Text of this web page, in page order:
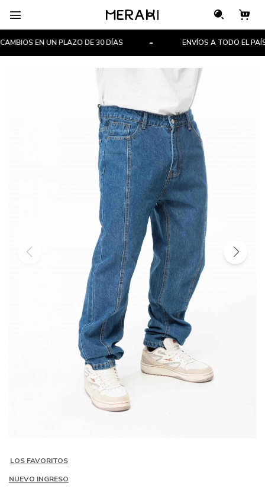

EN UN PLAZO DE 30 DÍAS ENVÍOS A TODO EL PAÍS
LOS FAVORITOS
NUEVO INGRESO